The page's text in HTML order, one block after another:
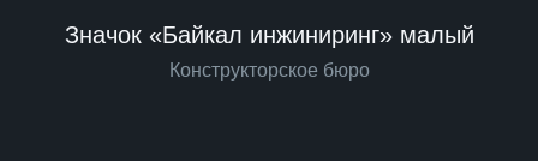
Значок «Байкал инжиниринг» малый
Конструкторское бюро